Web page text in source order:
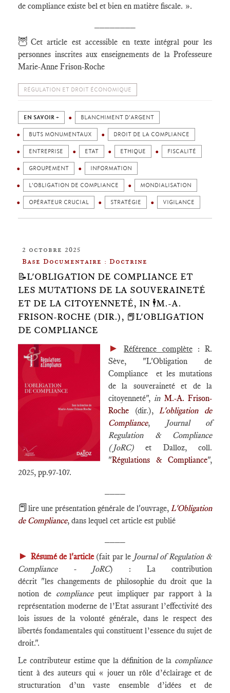
de compliance existe bel et bien en matière fiscale. ».
🦉 Cet article est accessible en texte intégral pour les
personnes inscrites aux enseignements de la Professeure
Marie-Anne Frison-Roche
RÉGULATION ET DROIT ÉCONOMIQUE
EN SAVOIR + BLANCHIMENT D'ARGENT
BUTS MONUMENTAUX DROIT DE LA COMPLIANCE
ENTREPRISE ETAT ETHIQUE FISCALITÉ
GROUPEMENT INFORMATION
L'OBLIGATION DE COMPLIANCE MONDIALISATION
OPÉRATEUR CRUCIAL STRATÉGIE VIGILANCE
2 octobre 2025
Base Documentaire : Doctrine
📝L'OBLIGATION DE COMPLIANCE ET
LES MUTATIONS DE LA SOUVERAINETÉ
ET DE LA CITOYENNETÉ, IN 🕴️M.-A.
FRISON-ROCHE (DIR.), 📕L'OBLIGATION
DE COMPLIANCE
► Référence complète: R.
Sève, "L'Obligation de
Compliance et les mutations
de la souveraineté et de la
citoyenneté",in M.-A. Frison-
Roche (dir.),L'obligation de
Compliance,
Journal of
Regulation & Compliance
(JoRC) et Dalloz, coll.
"Régulations & Compliance",
2025, pp.97-107.
📕lire une présentation générale de l'ouvrage, L'Obligation
de Compliance, dans lequel cet article est publié
► Résumé de l'article(fait par le Journal of Regulation &
Compliance - JoRC) : La contribution
décrit "les changements de philosophie du droit que la
notion de compliancepeut impliquer par rapport à la
représentation moderne de l’Etat assurant l’effectivité des
lois issues de la volonté générale, dans le respect des
libertés fondamentales qui constituent l’essence du sujet de
droit.".
Le contributeur estime que la définition de la compliance
tient à des auteurs qui « jouer un rôle d’éclairage et de
structuration d’un vaste ensemble d’idées et de